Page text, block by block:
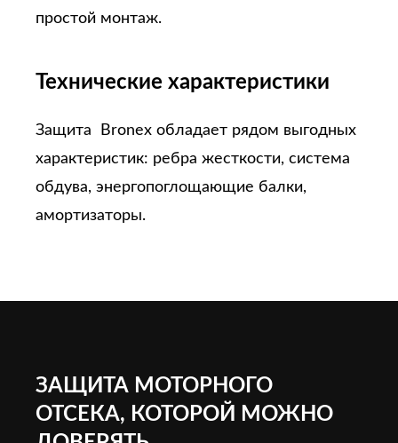
простой монтаж.
Технические характеристики
Защита Bronex обладает рядом выгодных
характеристик: ребра жесткости, система
обдува, энергопоглощающие балки,
амортизаторы.
ЗАЩИТА МОТОРНОГО
ОТСЕКА, КОТОРОЙ МОЖНО